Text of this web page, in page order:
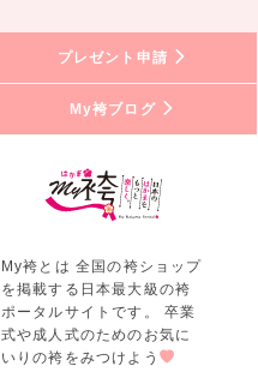
プレゼント申請
My袴ブログ
My袴とは 全国の袴ショップ
を掲載する日本最大級の袴
ポータルサイトです。 卒業
式や成人式のためのお気に
いりの袴をみつけよう